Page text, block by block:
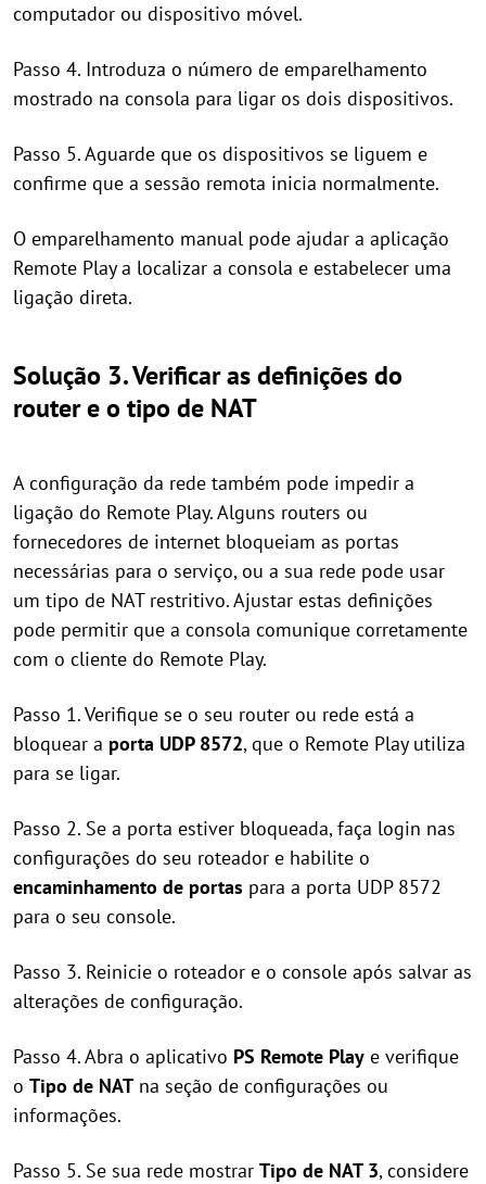
computador ou dispositivo móvel.
Passo 4. Introduza o número de emparelhamento
mostrado na consola para ligar os dois dispositivos.
Passo 5. Aguarde que os dispositivos se liguem e
confirme que a sessão remota inicia normalmente.
O emparelhamento manual pode ajudar a aplicação
Remote Play a localizar a consola e estabelecer uma
ligação direta.
Solução 3. Verificar as definições do
router e o tipo de NAT
A configuração da rede também pode impedir a
ligação do Remote Play. Alguns routers ou
fornecedores de internet bloqueiam as portas
necessárias para o serviço, ou a sua rede pode usar
um tipo de NAT restritivo. Ajustar estas definições
pode permitir que a consola comunique corretamente
com o cliente do Remote Play.
Passo 1. Verifique se o seu router ou rede está a
bloquear a porta UDP 8572, que o Remote Play utiliza
para se ligar.
Passo 2. Se a porta estiver bloqueada, faça login nas
configurações do seu roteador e habilite o
encaminhamento de portas para a porta UDP 8572
para o seu console.
Passo 3. Reinicie o roteador e o console após salvar as
alterações de configuração.
Passo 4. Abra o aplicativo PS Remote Play e verifique
o Tipo de NAT na seção de configurações ou
informações.
Passo 5. Se sua rede mostrar Tipo de NAT 3, considere